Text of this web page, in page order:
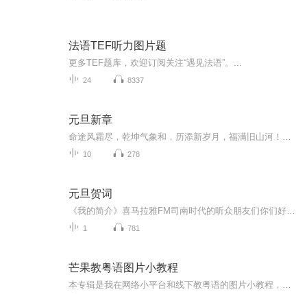
法语TEF听力图片题
更多TEF题库，欢迎订阅关注“遇见法语”。...
24 8337
元旦新章
10 278
元旦贺词
1 781
芒果教粤语图片小教程